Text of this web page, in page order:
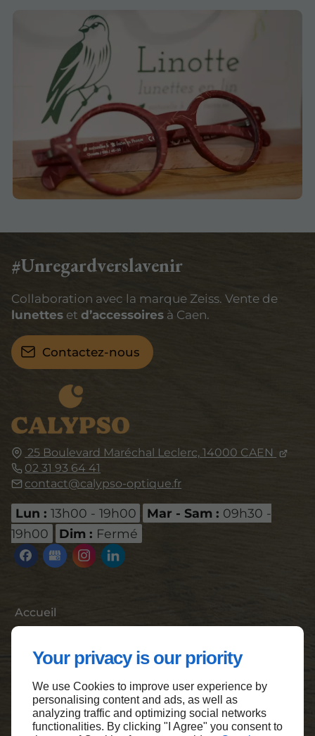
Your privacy is our priority
We use Cookies to improve user experience by
personalising content and ads, as well as
analyzing traffic and optimizing social networks
functionalities. By clicking "I Agree" you consent to
25 Boulevard Maréchal Leclerc, 14000 CAEN
02 31 93 64 41
contact@calypso-optique.fr
Lun : 13h00 - 19h00 Mar - Sam : 09h30 -
19h00
Dim : Fermé
Accueil
Mentions légales
Plan du site
#Unregardverslavenir
Collaboration avec la marque Zeiss. Vente de
lunettes et d’accessoires à Caen.
Contactez-nous